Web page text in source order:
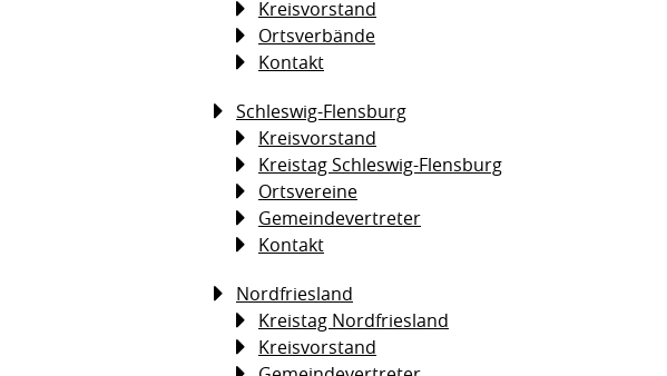
Kreisvorstand
Ortsverbände
Kontakt
Schleswig-Flensburg
Kreisvorstand
Kreistag Schleswig-Flensburg
Ortsvereine
Gemeindevertreter
Kontakt
Nordfriesland
Kreistag Nordfriesland
Kreisvorstand